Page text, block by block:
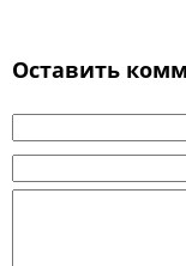
Оставить